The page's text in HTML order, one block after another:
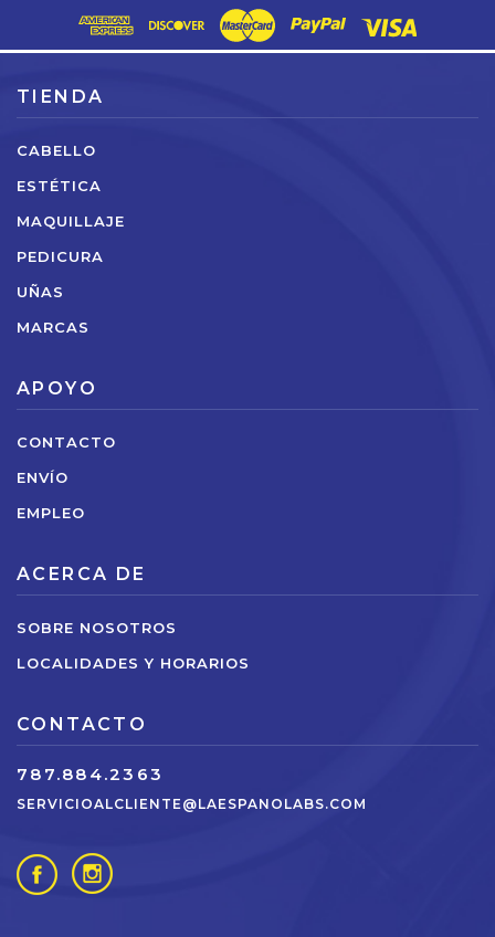
electrónico
TIENDA
CABELLO
ESTÉTICA
MAQUILLAJE
PEDICURA
UÑAS
MARCAS
APOYO
CONTACTO
ENVÍO
EMPLEO
ACERCA DE
SOBRE NOSOTROS
LOCALIDADES Y HORARIOS
CONTACTO
787.884.2363
SERVICIOALCLIENTE@LAESPANOLABS.COM